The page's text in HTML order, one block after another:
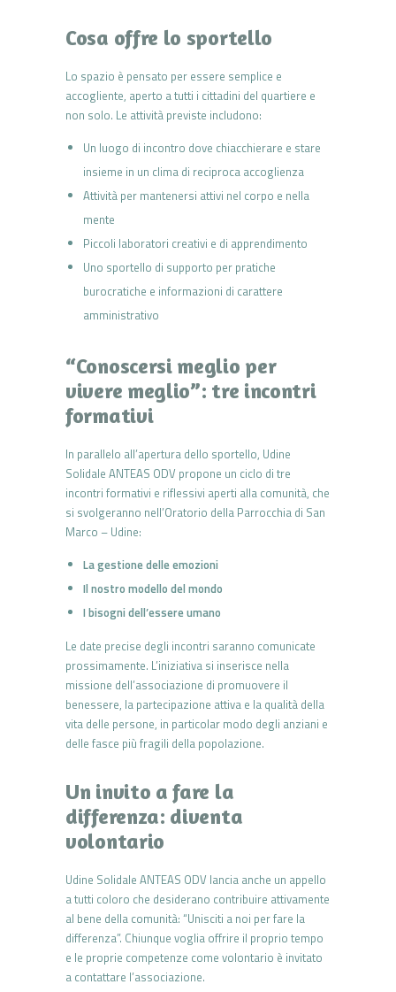
Cosa offre lo sportello
Lo spazio è pensato per essere semplice e
accogliente, aperto a tutti i cittadini del quartiere e
non solo. Le attività previste includono:
Un luogo di incontro dove chiacchierare e stare
insieme in un clima di reciproca accoglienza
Attività per mantenersi attivi nel corpo e nella
mente
Piccoli laboratori creativi e di apprendimento
Uno sportello di supporto per pratiche
burocratiche e informazioni di carattere
amministrativo
“Conoscersi meglio per
vivere meglio”: tre incontri
formativi
In parallelo all’apertura dello sportello, Udine
Solidale ANTEAS ODV propone un ciclo di tre
incontri formativi e riflessivi aperti alla comunità, che
si svolgeranno nell’Oratorio della Parrocchia di San
Marco – Udine:
La gestione delle emozioni
Il nostro modello del mondo
I bisogni dell’essere umano
Le date precise degli incontri saranno comunicate
prossimamente. L’iniziativa si inserisce nella
missione dell’associazione di promuovere il
benessere, la partecipazione attiva e la qualità della
vita delle persone, in particolar modo degli anziani e
delle fasce più fragili della popolazione.
Un invito a fare la
differenza: diventa
volontario
Udine Solidale ANTEAS ODV lancia anche un appello
a tutti coloro che desiderano contribuire attivamente
al bene della comunità: “Unisciti a noi per fare la
differenza”. Chiunque voglia offrire il proprio tempo
e le proprie competenze come volontario è invitato
a contattare l’associazione.